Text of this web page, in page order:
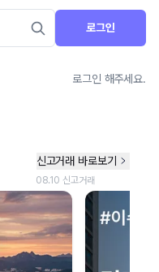
로그인
로그인 해주세요.